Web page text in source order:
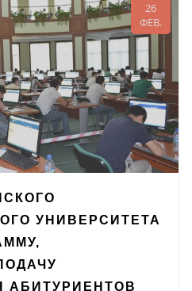
26
ФЕВ.
УНИВЕРСИТЕТА
АБИТУРИЕНТОВ